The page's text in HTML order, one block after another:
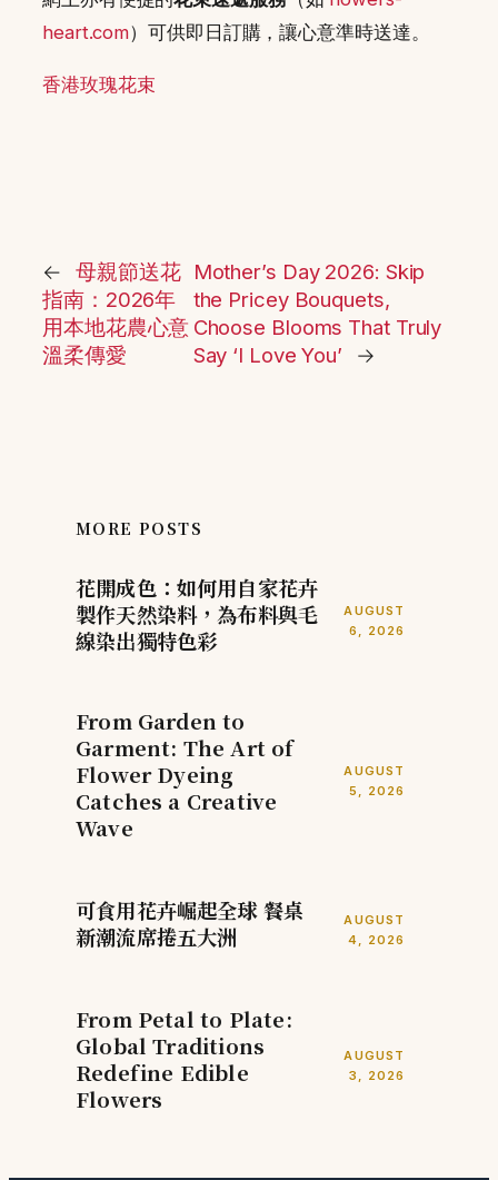
heart.com）可供即日訂購，讓心意準時送達。
香港玫瑰花束
←
母親節送花
指南：2026年
用本地花農心意
溫柔傳愛
Mother’s Day 2026: Skip
the Pricey Bouquets,
Choose Blooms That Truly
Say ‘I Love You’
→
MORE POSTS
花開成色：如何用自家花卉
製作天然染料，為布料與毛
線染出獨特色彩
AUGUST
6, 2026
From Garden to
Garment: The Art of
Flower Dyeing
Catches a Creative
Wave
AUGUST
5, 2026
可食用花卉崛起全球 餐桌
新潮流席捲五大洲
AUGUST
4, 2026
From Petal to Plate:
Global Traditions
Redefine Edible
Flowers
AUGUST
3, 2026